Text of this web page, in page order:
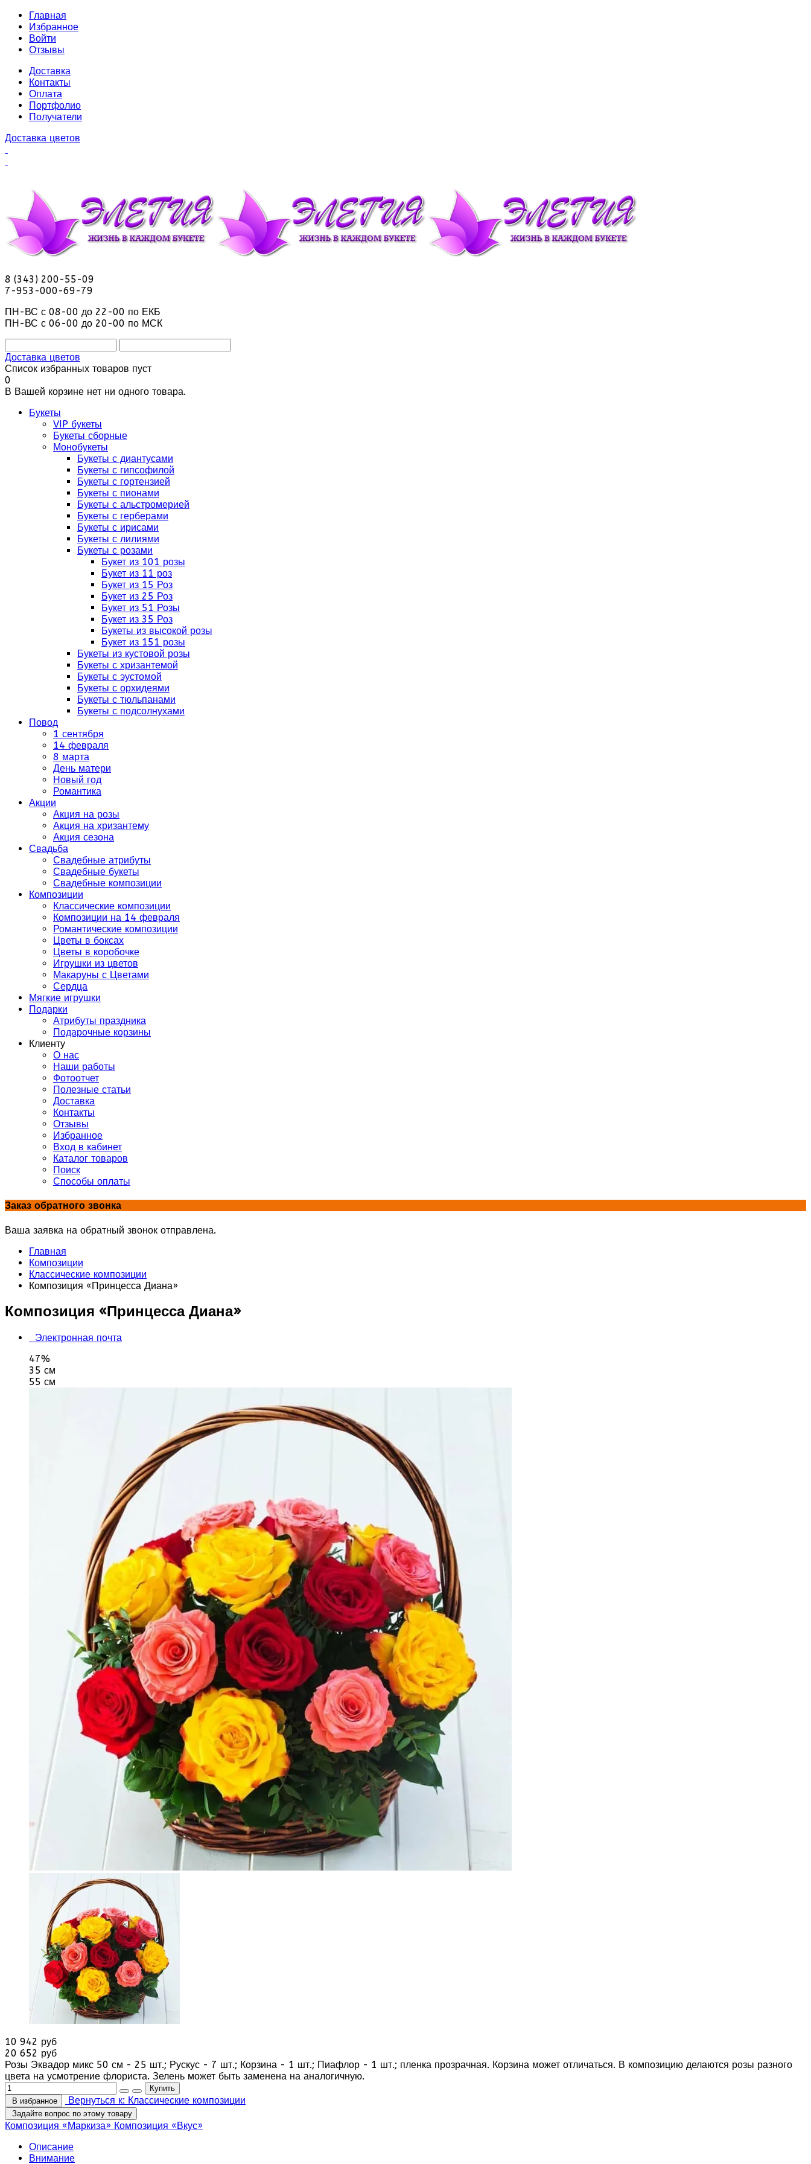
Главная
Избранное
Войти
Отзывы
Доставка
Контакты
Оплата
Портфолио
Получатели
Доставка цветов
8 (343) 200-55-09
7-953-000-69-79
ПН-ВС с 08-00 до 22-00 по ЕКБ
ПН-ВС с 06-00 до 20-00 по МСК
Доставка цветов
Список избранных товаров пуст
0
В Вашей корзине нет ни одного товара.
Букеты
VIP букеты
Букеты сборные
Монобукеты
Букеты с диантусами
Букеты с гипсофилой
Букеты с гортензией
Букеты с пионами
Букеты с альстромерией
Букеты с герберами
Букеты с ирисами
Букеты с лилиями
Букеты с розами
Букет из 101 розы
Букет из 11 роз
Букет из 15 Роз
Букет из 25 Роз
Букет из 51 Розы
Букет из 35 Роз
Букеты из высокой розы
Букет из 151 розы
Букеты из кустовой розы
Букеты с хризантемой
Букеты с эустомой
Букеты с орхидеями
Букеты с тюльпанами
Букеты с подсолнухами
Повод
1 сентября
14 февраля
8 марта
День матери
Новый год
Романтика
Акции
Акция на розы
Акция на хризантему
Акция сезона
Свадьба
Свадебные атрибуты
Свадебные букеты
Свадебные композиции
Композиции
Классические композиции
Композиции на 14 февраля
Романтические композиции
Цветы в боксах
Цветы в коробочке
Игрушки из цветов
Макаруны с Цветами
Сердца
Мягкие игрушки
Подарки
Атрибуты праздника
Подарочные корзины
Клиенту
О нас
Наши работы
Фотоотчет
Полезные статьи
Доставка
Контакты
Отзывы
Избранное
Вход в кабинет
Каталог товаров
Поиск
Способы оплаты
Заказ обратного звонка
Ваша заявка на обратный звонок отправлена.
Главная
Композиции
Классические композиции
Композиция «Принцесса Диана»
Композиция «Принцесса Диана»
Электронная почта
47%
35 см
55 см
10 942 руб
20 652 руб
Розы Эквадор микс 50 см - 25 шт.; Рускус - 7 шт.; Корзина - 1 шт.; Пиафлор - 1 шт.; пленка прозрачная. Корзина может отличаться. В композицию делаются розы разного
цвета на усмотрение флориста. Зелень может быть заменена на аналогичную.
В избранное Вернуться к: Классические композиции
Задайте вопрос по этому товару
Композиция «Маркиза» Композиция «Вкус»
Описание
Внимание